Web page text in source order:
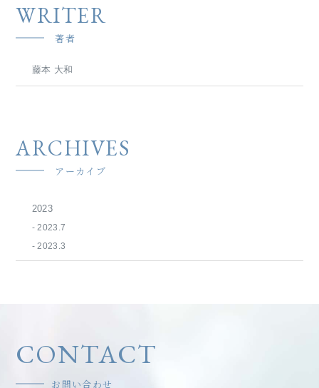
WRITER
著者
藤本 大和
ARCHIVES
アーカイブ
2023
- 2023.7
- 2023.3
CONTACT
お問い合わせ